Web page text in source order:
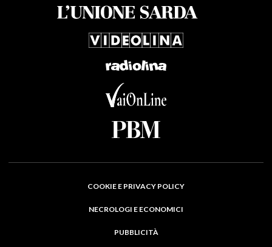
COOKIE E PRIVACY POLICY
NECROLOGI E ECONOMICI
PUBBLICITÀ